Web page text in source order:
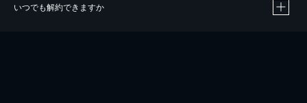
いつでも解約できますか